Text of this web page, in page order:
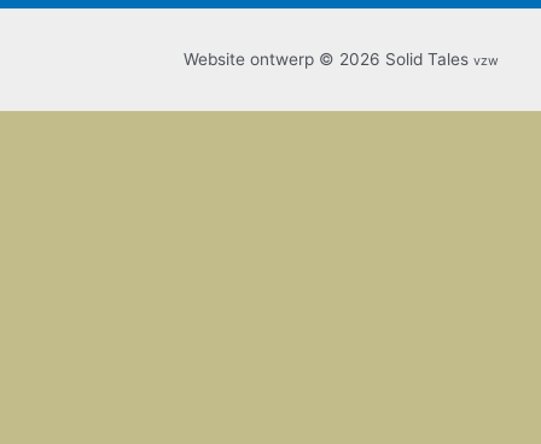
Website ontwerp © 2026 Solid Tales vzw